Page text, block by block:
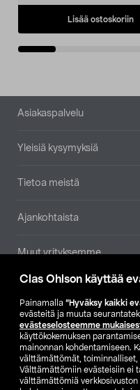
Clas Ohlson käyttää
Painamalla ”Hyväksy kaikki
evästeitä ja muuta
evästeselosteemme
käyttökokemuksen
mainonnan kohdentamiseen.
välttämättömät, toiminnalliset,
Välttämättömiin evästeisiin ei
välttämättömiä
Lisää ostoskoriin
Alatunniste
Asiakaspalvelu
Yleisiä kysymyksiä
Tietoa meistä
Ajankohtaista
Muut yrityksemme
SE